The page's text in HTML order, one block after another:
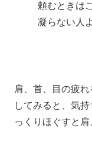
頼むときは
凝らない人
肩、首、目の疲
してみると、気
っくりほぐすと肩